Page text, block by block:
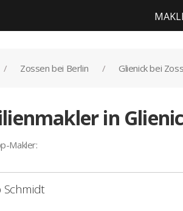
Zossen bei Berlin Glienick bei
in
Makler:
Schmidt